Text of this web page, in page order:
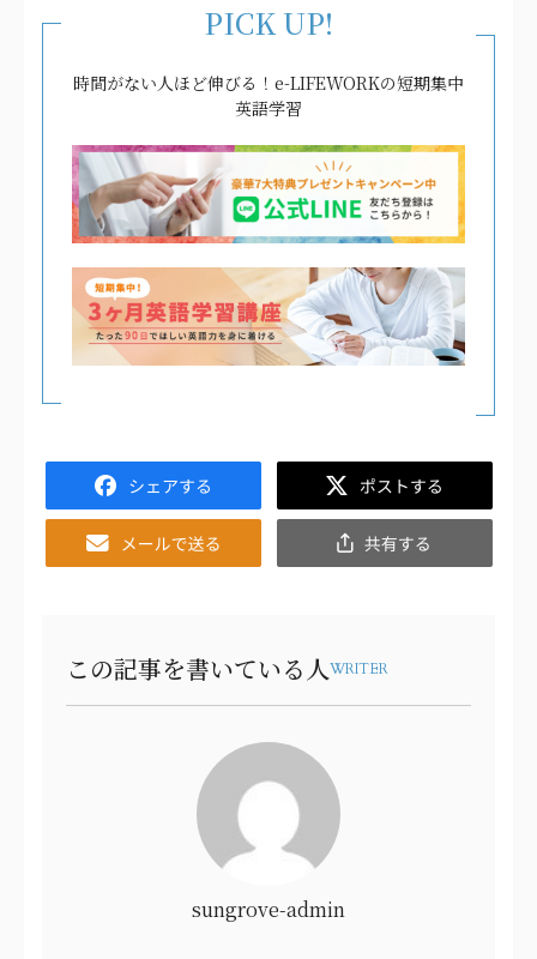
PICK UP!
時間がない人ほど伸びる！e-LIFEWORKの短期集中
英語学習
Facebook
Twitter
Email
共
有
この記事を書いている人WRITER
sungrove-admin